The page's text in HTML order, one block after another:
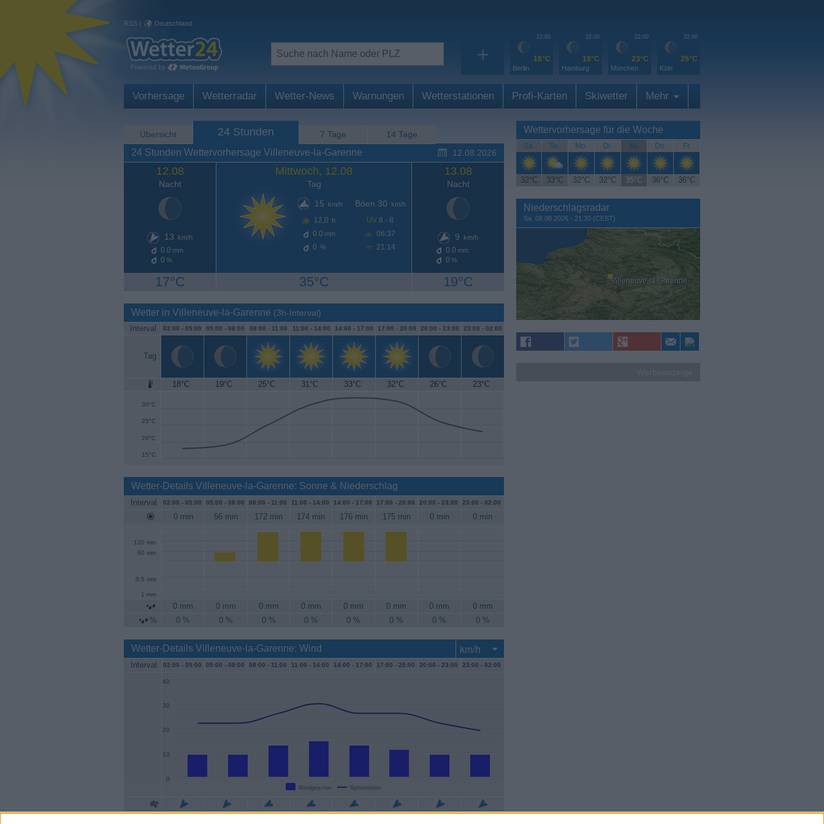
RSS | Deutschland
+
22:00
18°C
Berlin
22:00
19°C
Hamburg
22:00
23°C
München
22:00
25°C
Köln
Vorhersage Wetterradar Wetter-News Warnungen Wetterstationen Profi-Karten Skiwetter Mehr
Übersicht 24 Stunden 7 Tage 14 Tage
24 Stunden Wettervorhersage Villeneuve-la-Garenne 12.08.2026
12.08
Nacht
13 km/h
0.0 mm
0 %
17°C
Mittwoch, 12.08
Tag
15
km/h
12,0 h
0.0 mm
0 %
Böen 30 km/h
UV 8 - 8
06:37
21:14
35°C
13.08
Nacht
9 km/h
0.0 mm
0 %
19°C
Wetter in Villeneuve-la-Garenne (3h-Interval)
Interval 02:00 - 05:00 05:00 - 08:00 08:00 - 11:00 11:00 - 14:00 14:00 - 17:00 17:00 - 20:00 20:00 - 23:00 23:00 - 02:00
Tag
18°C 19°C 25°C 31°C 33°C 32°C 26°C 23°C
15°C
20°C
25°C
30°C
35°C
Wetter-Details Villeneuve-la-Garenne: Sonne & Niederschlag
Interval 02:00 - 05:00 05:00 - 08:00 08:00 - 11:00 11:00 - 14:00 14:00 - 17:00 17:00 - 20:00 20:00 - 23:00 23:00 - 02:00
0 min 56 min 172 min 174 min 176 min 175 min 0 min 0 min
60 min
120 min
0.5 mm
1 mm
0 mm 0 mm 0 mm 0 mm 0 mm 0 mm 0 mm
0 mm
%
0 % 0 % 0 % 0 % 0 % 0 % 0 % 0 %
Wetter-Details Villeneuve-la-Garenne: Wind
Interval 02:00 - 05:00 05:00 - 08:00 08:00 - 11:00 11:00 - 14:00 14:00 - 17:00 17:00 - 20:00 20:00 - 23:00 23:00 - 02:00
Windgeschw. Spitzenböen
0
10
20
30
40
Wettervorhersage für die Woche
Sa. So. Mo. Di. Mi. Do. Fr.
32°C 33°C 32°C 32°C 35°C 36°C 36°C
Niederschlagsradar
Sa. 08.08.2026 - 21:30 (CEST)
Villeneuve-la-Garenne